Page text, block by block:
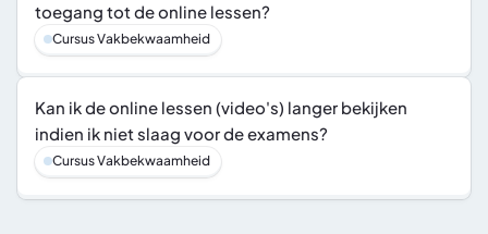
toegang tot de online lessen?
Cursus Vakbekwaamheid
Kan ik de online lessen (video's) langer bekijken
indien ik niet slaag voor de examens?
Cursus Vakbekwaamheid